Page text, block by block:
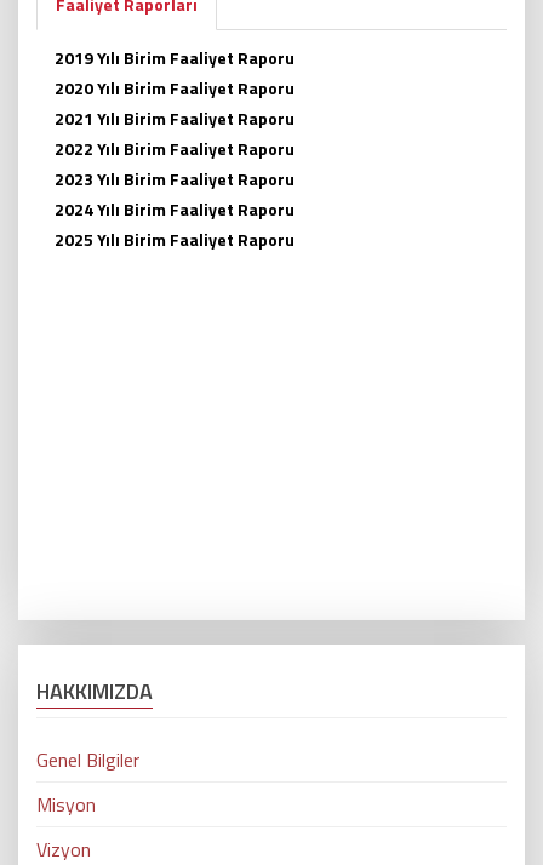
2019 Yılı Birim Faaliyet Raporu
2020 Yılı Birim Faaliyet Raporu
2021 Yılı Birim Faaliyet Raporu
2022 Yılı Birim Faaliyet Raporu
2023 Yılı Birim Faaliyet Raporu
2024 Yılı Birim Faaliyet Raporu
2025 Yılı Birim Faaliyet Raporu
HAKKIMIZDA
Genel Bilgiler
Misyon
Vizyon